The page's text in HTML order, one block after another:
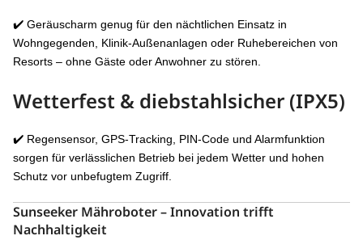
✔️ Geräuscharm genug für den nächtlichen Einsatz in
Wohngegenden, Klinik-Außenanlagen oder Ruhebereichen von
Resorts – ohne Gäste oder Anwohner zu stören.
Wetterfest & diebstahlsicher (IPX5)
✔️ Regensensor, GPS-Tracking, PIN-Code und Alarmfunktion
sorgen für verlässlichen Betrieb bei jedem Wetter und hohen
Schutz vor unbefugtem Zugriff.
Sunseeker Mähroboter – Innovation trifft
Nachhaltigkeit